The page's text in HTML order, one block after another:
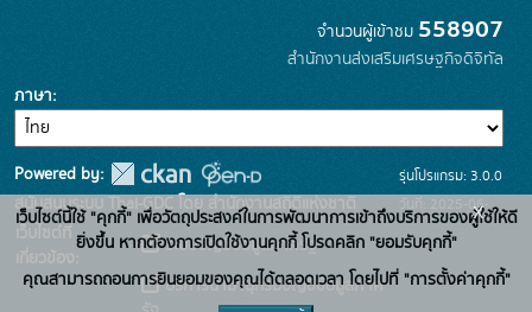
จำนวนผู้เข้าชม 558907
สำนักงานส่งเสริมเศรษฐกิจดิจิทัล
ภาษา
Powered by:
สนับสนุนระบบ Thai-GDC โดย สำนักงานสถิติแห่งชาติ
เว็บไซต์ที่
เกี่ยวข้อง:
ระบบบัญชีข้อมูลภาครัฐ
บริการนามานุกรมบัญชีข้อมูลภาค
รุ่นโปรแกรม: 3.0.0
วันที่: 2025-06-
10
เว็บไซต์นี้ใช้ "คุกกี้" เพื่อวัตถุประสงค์ในการพัฒนาการเข้าถึงบริการของผู้ใช้ให้ดี
ยิ่งขึ้น หากต้องการเปิดใช้งานคุกกี้ โปรดคลิก "ยอมรับคุกกี้"
คุณสามารถถอนการยินยอมของคุณได้ตลอดเวลา โดยไปที่ "การตั้งค่าคุกกี้"
x